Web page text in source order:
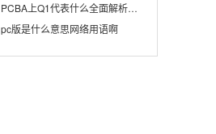
PCBA上Q1代表什么全面解析PCB电路板中Q1的作用
pc版是什么意思网络用语啊